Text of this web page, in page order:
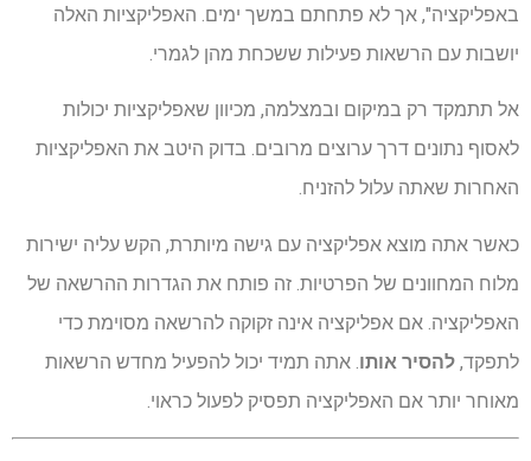
באפליקציה", אך לא פתחתם במשך ימים. האפליקציות האלה
יושבות עם הרשאות פעילות ששכחת מהן לגמרי.
אל תתמקד רק במיקום ובמצלמה, מכיוון שאפליקציות יכולות
לאסוף נתונים דרך ערוצים מרובים. בדוק היטב את האפליקציות
האחרות שאתה עלול להזניח.
כאשר אתה מוצא אפליקציה עם גישה מיותרת, הקש עליה ישירות
מלוח המחוונים של הפרטיות. זה פותח את הגדרות ההרשאה של
האפליקציה. אם אפליקציה אינה זקוקה להרשאה מסוימת כדי
לתפקד, להסיר אותו . אתה תמיד יכול להפעיל מחדש הרשאות
מאוחר יותר אם האפליקציה תפסיק לפעול כראוי.